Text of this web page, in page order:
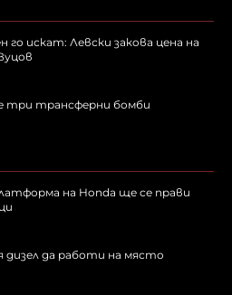
го искат: Левски закова цена на
три трансферни бомби
на Honda ще се прави
дизел да работи на място